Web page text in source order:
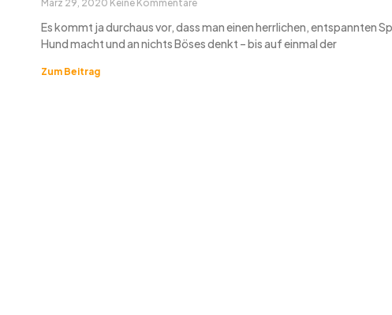
März 29, 2020 Keine Kommentare
Es kommt ja durchaus vor, dass man einen herrlichen, entspannten
Hund macht und an nichts Böses denkt – bis auf einmal der
Zum Beitrag